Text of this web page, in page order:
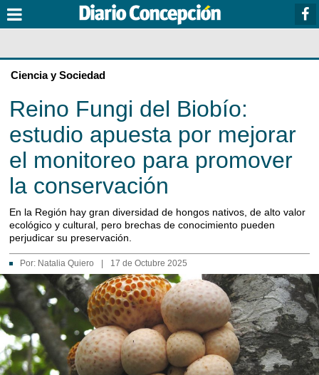
Ciencia y Sociedad
Reino Fungi del Biobío:
estudio apuesta por mejorar
el monitoreo para promover
la conservación
En la Región hay gran diversidad de hongos nativos, de alto valor
ecológico y cultural, pero brechas de conocimiento pueden
perjudicar su preservación.
Por: Natalia Quiero 17 de Octubre 2025